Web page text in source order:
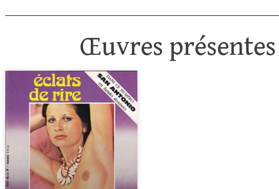
Œuvres